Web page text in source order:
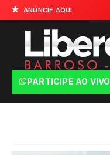
ANÚNCIE AQUI
PARTICIPE AO VIVO